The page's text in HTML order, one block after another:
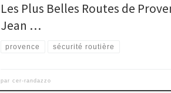
Les Plus Belles Routes de
Jean …
provence sécurité routière
par cer-randazzo